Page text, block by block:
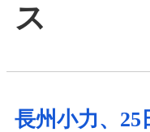
ス
長州小力、